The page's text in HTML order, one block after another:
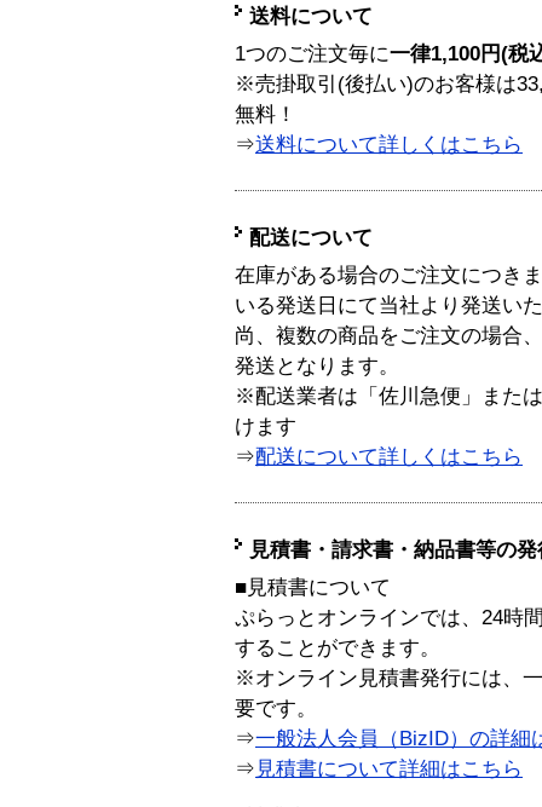
送料について
1つのご注文毎に一律1,100円(税
※売掛取引(後払い)のお客様は
無料！
⇒送料について詳しくはこちら
配送について
在庫がある場合のご注文につき
いる発送日にて当社より発送い
尚、複数の商品をご注文の場合
発送となります。
※配送業者は「佐川急便」また
けます
⇒配送について詳しくはこちら
見積書・請求書・納品書等の
■見積書について
ぷらっとオンラインでは、24時
することができます。
※オンライン見積書発行には、
要です。
⇒一般法人会員（BizID）の詳細
⇒ 見積書について詳細はこちら